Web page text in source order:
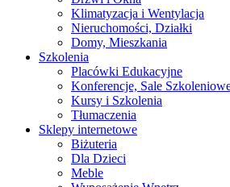
Klimatyzacja i Wentylacja
Nieruchomości, Działki
Domy, Mieszkania
Szkolenia
Placówki Edukacyjne
Konferencje, Sale
Kursy i Szkolenia
Tłumaczenia
Sklepy internetowe
Biżuteria
Dla Dzieci
Meble